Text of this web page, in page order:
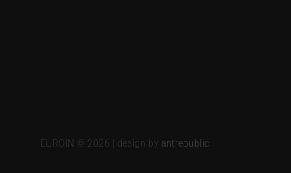
EUROIN © 2026 | design by antrepublic